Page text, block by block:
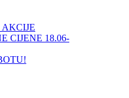
AKCIJE
CIJENE 18.06-